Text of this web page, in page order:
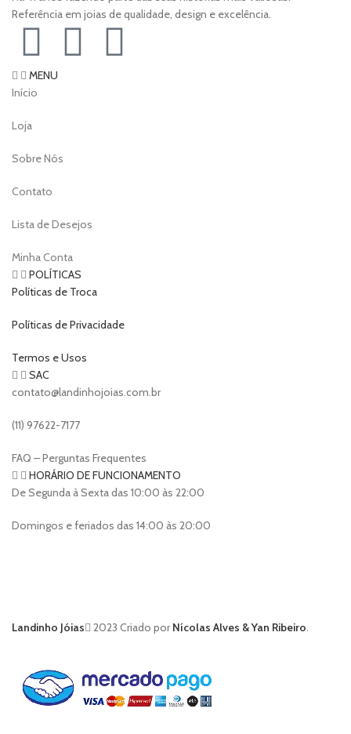
Referência em joias de qualidade, design e excelência.
MENU
Início
Loja
Sobre Nós
Contato
Lista de Desejos
Minha Conta
POLÍTICAS
Políticas de Troca
Políticas de Privacidade
Termos e Usos
SAC
contato@landinhojoias.com.br
(11) 97622-7177
FAQ – Perguntas Frequentes
HORÁRIO DE FUNCIONAMENTO
De Segunda à Sexta das 10:00 às 22:00
Domingos e feriados das 14:00 às 20:00
Landinho Jóias 2023 Criado porNícolas Alves & Yan Ribeiro.